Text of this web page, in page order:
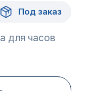
Под заказ
для часов